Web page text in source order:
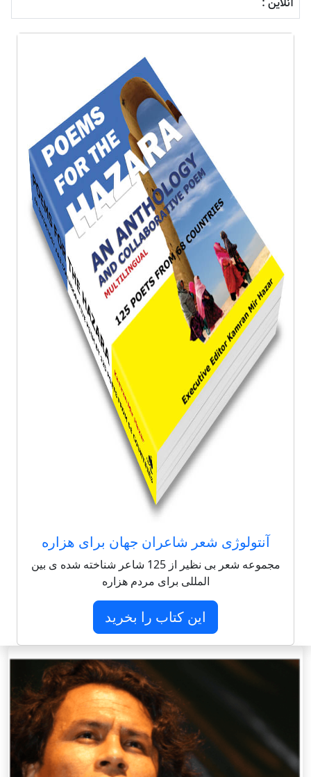
آنلاین :
آنتولوژی شعر شاعران جهان برای هزاره
مجموعه شعر بی نظیر از 125 شاعر شناخته شده ی بین
المللی برای مردم هزاره
این کتاب را بخرید